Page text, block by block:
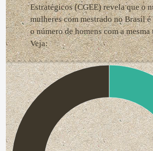
Estratégicos (CGEE) revela que o
mulheres com mestrado no Brasil
o número de homens com a
Veja: